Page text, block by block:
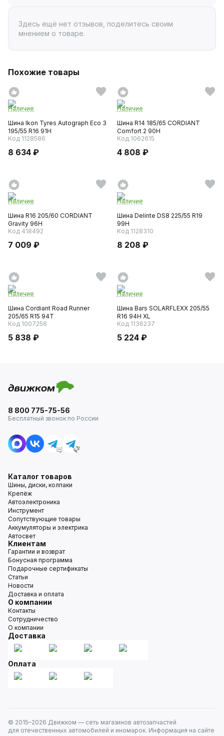
Здесь ещё нет отзывов, поделитесь своим
мнением о товаре.
Похожие товары
Наличие
Шина Ikon Tyres Autograph Eco 3
195/55 R16 91H
Код 1128586
8 634 ₽
Наличие
Шина R14 185/65 CORDIANT
Comfort 2 90H
Код 1062615
4 808 ₽
Наличие
Шина R16 205/60 CORDIANT
Gravity 96H
Код 418492
7 009 ₽
Наличие
Шина Delinte DS8 225/55 R19
99H
Код 1128310
8 208 ₽
Наличие
Шина Cordiant Road Runner
205/65 R15 94T
Код 1007256
5 838 ₽
Наличие
Шина Bars SOLARFLEXX 205/55
R16 94H XL
Код 1136237
5 224 ₽
8 800 775-75-56
Бесплатный звонок по России
Каталог товаров
Шины, диски, колпаки
Крепёж
Автоэлектроника
Инструмент
Сопутствующие товары
Аккумуляторы и электрика
Автосвет
Клиентам
Гарантии и возврат
Бонусная программа
Подарочные сертификаты
Статьи
Новости
Доставка и оплата
О компании
Контакты
Сотрудничество
О компании
Доставка
Оплата
© 2015–2026 Движком — сеть магазинов автозапчастей
для отечественных автомобилей и иномарок. Информация на сайте